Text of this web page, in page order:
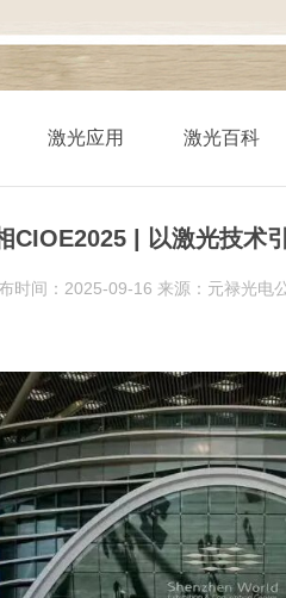
激光应用 激光百科
CIOE2025 | 以激光技术
时间：2025-09-16 来源：元禄光电